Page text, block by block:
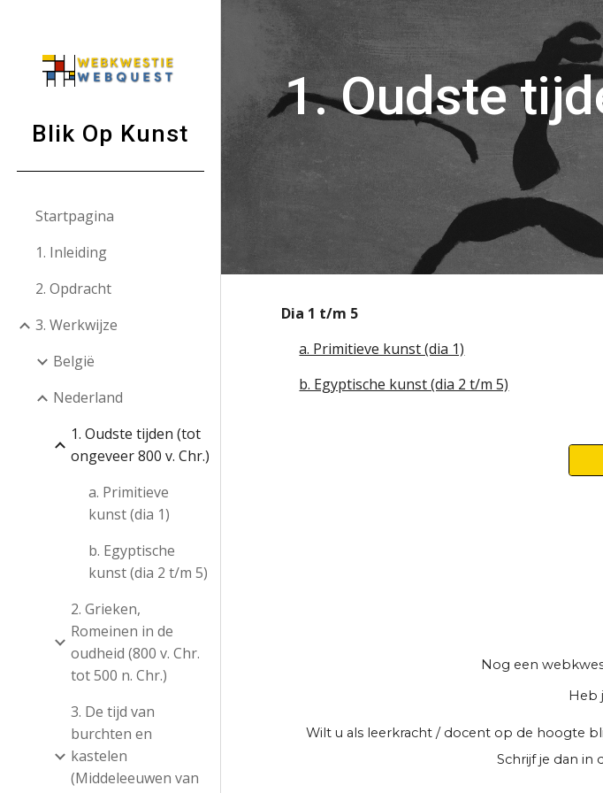
Blik Op Kunst
Startpagina
1. Inleiding
2. Opdracht
3. Werkwijze
België
Nederland
1. Oudste tijden (tot
ongeveer 800 v. Chr.)
a. Primitieve
kunst (dia 1)
b. Egyptische
kunst (dia 2 t/m 5)
2. Grieken,
Romeinen in de
oudheid (800 v. Chr.
tot 500 n. Chr.)
3. De tijd van
burchten en
kastelen
(Middeleeuwen van
1. Oudste
Dia 1 t/m 5
a. Primitieve kunst (dia 1)
b. Egyptische kunst (dia 2 t/m 5)
Nog een
Heb
Wilt u als leerkracht / docent op de hoogte
Schrijf je dan in